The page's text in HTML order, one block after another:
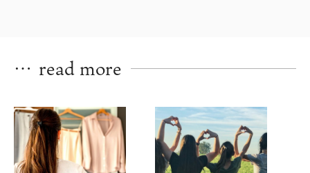
… read more